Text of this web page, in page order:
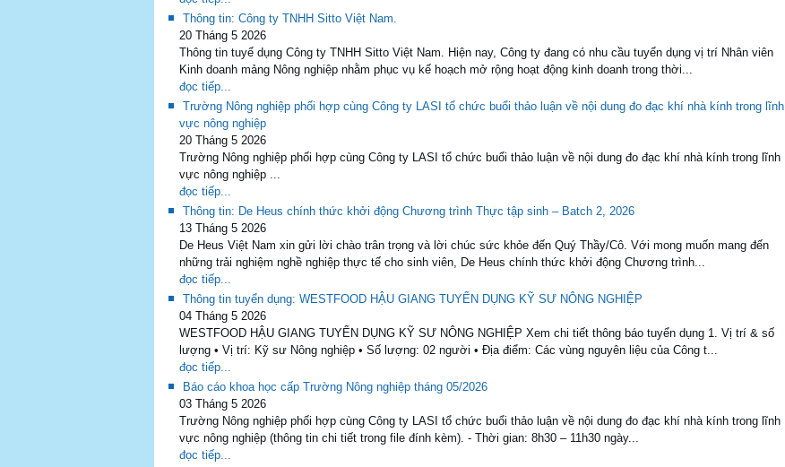
Thông tin: Công ty TNHH Sitto Việt Nam.
20 Tháng 5 2026
Thông tin tuyể dụng Công ty TNHH Sitto Việt Nam. Hiện nay, Công ty đang có nhu cầu tuyển dụng vị trí Nhân viên
Kinh doanh mảng Nông nghiệp nhằm phục vụ kế hoạch mở rộng hoạt động kinh doanh trong thời...
đọc tiếp...
Trường Nông nghiệp phối hợp cùng Công ty LASI tổ chức buổi thảo luận về nội dung đo đạc khí nhà kính trong lĩnh
vực nông nghiệp
20 Tháng 5 2026
Trường Nông nghiệp phối hợp cùng Công ty LASI tổ chức buổi thảo luận về nội dung đo đạc khí nhà kính trong lĩnh
vực nông nghiệp ...
đọc tiếp...
Thông tin: De Heus chính thức khởi động Chương trình Thực tập sinh – Batch 2, 2026
13 Tháng 5 2026
De Heus Việt Nam xin gửi lời chào trân trọng và lời chúc sức khỏe đến Quý Thầy/Cô. Với mong muốn mang đến
những trải nghiệm nghề nghiệp thực tế cho sinh viên, De Heus chính thức khởi động Chương trình...
đọc tiếp...
Thông tin tuyển dụng: WESTFOOD HẬU GIANG TUYỂN DỤNG KỸ SƯ NÔNG NGHIỆP
04 Tháng 5 2026
WESTFOOD HẬU GIANG TUYỂN DỤNG KỸ SƯ NÔNG NGHIỆP Xem chi tiết thông báo tuyển dụng 1. Vị trí & số
lượng • Vị trí: Kỹ sư Nông nghiệp • Số lượng: 02 người • Địa điểm: Các vùng nguyên liệu của Công t...
đọc tiếp...
Báo cáo khoa học cấp Trường Nông nghiệp tháng 05/2026
03 Tháng 5 2026
Trường Nông nghiệp phối hợp cùng Công ty LASI tổ chức buổi thảo luận về nội dung đo đạc khí nhà kính trong lĩnh
vực nông nghiệp (thông tin chi tiết trong file đính kèm). - Thời gian: 8h30 – 11h30 ngày...
đọc tiếp...